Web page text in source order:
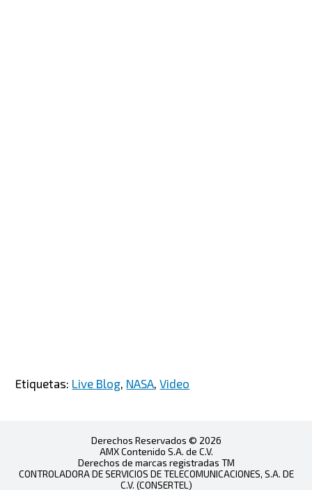
Etiquetas: Live Blog, NASA,Video
Derechos Reservados © 2026
AMX Contenido S.A. de C.V.
Derechos de marcas registradas TM
CONTROLADORA DE SERVICIOS DE TELECOMUNICACIONES, S.A. DE
C.V. (CONSERTEL)